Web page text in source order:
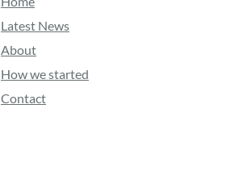
Latest News
About
How we started
Contact